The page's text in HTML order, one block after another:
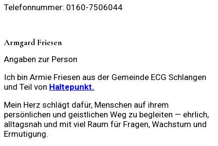
Telefonnummer: 0160-7506044
Armgard Friesen
Angaben zur Person
Ich bin Armie Friesen aus der Gemeinde ECG Schlangen
und Teil von Haltepunkt.
Mein Herz schlägt dafür, Menschen auf ihrem
persönlichen und geistlichen Weg zu begleiten — ehrlich,
alltagsnah und mit viel Raum für Fragen, Wachstum und
Ermutigung.